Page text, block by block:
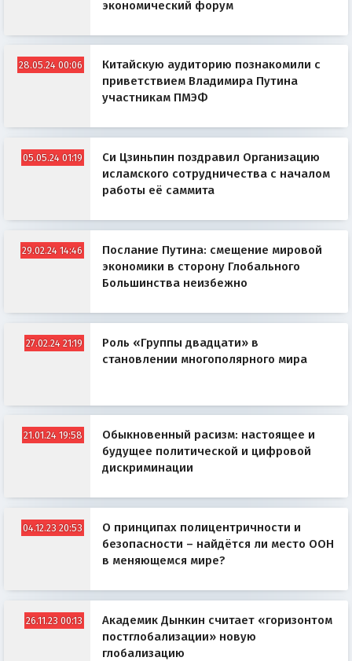
экономический форум
28.05.24 00:06
Китайскую аудиторию познакомили с
приветствием Владимира Путина
участникам ПМЭФ
05.05.24 01:19
Си Цзиньпин поздравил Организацию
исламского сотрудничества с началом
работы её саммита
29.02.24 14:46
Послание Путина: смещение мировой
экономики в сторону Глобального
Большинства неизбежно
27.02.24 21:19
Роль «Группы двадцати» в
становлении многополярного мира
21.01.24 19:58
Обыкновенный расизм: настоящее и
будущее политической и цифровой
дискриминации
04.12.23 20:53
О принципах полицентричности и
безопасности – найдётся ли место ООН
в меняющемся мире?
26.11.23 00:13
Академик Дынкин считает «горизонтом
постглобализации» новую
глобализацию